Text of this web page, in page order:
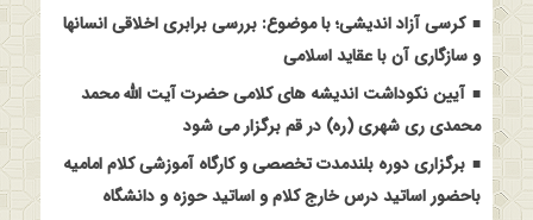
کرسی آزاد اندیشی؛ با موضوع: بررسی برابری اخلاقی انسانها
و سازگاری آن با عقاید اسلامی
آیین نکوداشت اندیشه های کلامی حضرت آیت الله محمد
محمدی ری شهری (ره) در قم برگزار می شود
برگزاری دوره بلندمدت تخصصی و کارگاه آموزشی کلام امامیه
باحضور اساتید درس خارج کلام و اساتید حوزه و دانشگاه